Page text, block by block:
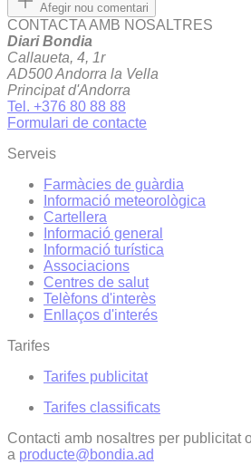
Afegir nou comentari
CONTACTA AMB NOSALTRES
Diari Bondia
Callaueta, 4, 1r
AD500 Andorra la Vella
Principat d'Andorra
Tel. +376 80 88 88
Formulari de contacte
Serveis
Farmàcies de guàrdia
Informació meteorològica
Cartellera
Informació general
Informació turística
Associacions
Centres de salut
Telèfons d'interès
Enllaços d'interés
Tarifes
Tarifes publicitat
Tarifes classificats
Contacti amb nosaltres per publicitat
a producte@bondia.ad